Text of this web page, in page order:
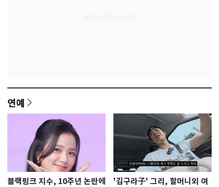
연예
블랙핑크 지수, 10주년 논란에
'김구라子' 그리, 할머니외 여